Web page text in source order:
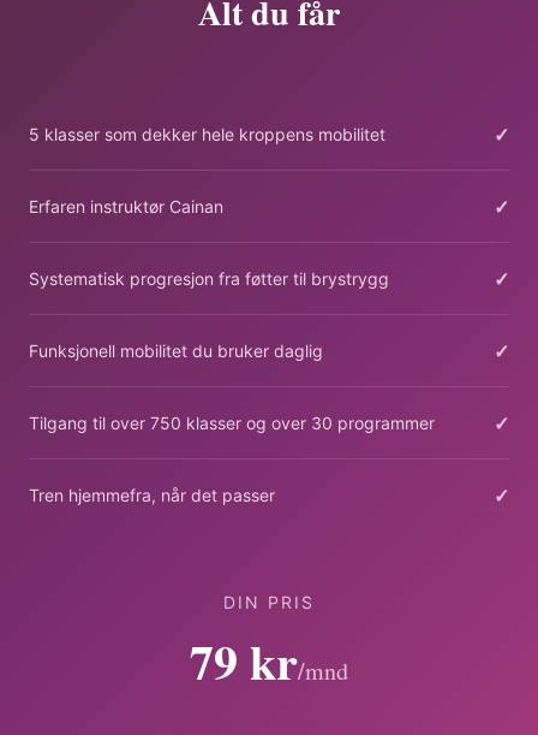
Alt du får
5 klasser som dekker hele kroppens mobilitet ✓
Erfaren instruktør Cainan ✓
Systematisk progresjon fra føtter til brystrygg ✓
Funksjonell mobilitet du bruker daglig ✓
Tilgang til over 750 klasser og over 30 programmer ✓
Tren hjemmefra, når det passer ✓
DIN PRIS
79 kr/mnd